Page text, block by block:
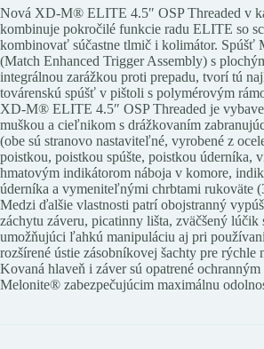
Nová XD-M® ELITE 4.5″ OSP Threaded v
kombinuje pokročilé funkcie radu ELITE so
kombinovať súčastne tlmič i kolimátor.
(Match Enhanced Trigger Assembly) s
integrálnou zarážkou proti prepadu, tvorí tú
továrenskú spúšť v pištoli s polymérovým
XD-M® ELITE 4.5″ OSP Threaded je
muškou a cieľnikom s drážkovaním
(obe sú stranovo nastaviteľné, vyrobené z
poistkou, poistkou spúšte, poistkou úderníka,
hmatovým indikátorom náboja v komore,
úderníka a vymeniteľnými chrbtami rukoväte
Medzi ďalšie vlastnosti patrí obojstranný
záchytu záveru, picatinny lišta, zväčšený lúčik
umožňujúci ľahkú manipuláciu aj pri
rozšírené ústie zásobníkovej šachty pre rýchle
Kovaná hlaveň i záver sú opatrené
Melonite® zabezpečujúcim maximálnu